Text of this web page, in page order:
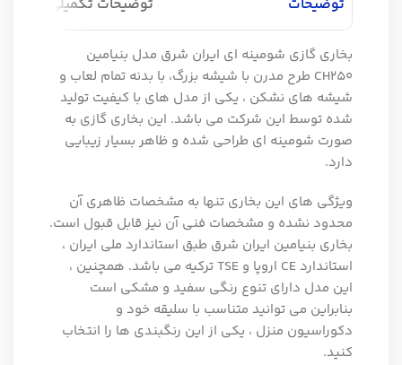
توضیحات توضیحات تکمیلی
بخاری گازی شومینه ای ایران شرق مدل بنیامین
CH250 طرح مدرن با شیشه بزرگ، با بدنه تمام لعاب و
شیشه های نشکن ، یکی از مدل های با کیفیت تولید
شده توسط این شرکت می باشد. این بخاری گازی به
صورت شومینه ای طراحی شده و ظاهر بسیار زیبایی
دارد.
ویژگی های این بخاری تنها به مشخصات ظاهری آن
محدود نشده و مشخصات فنی آن نیز قابل قبول است.
بخاری بنیامین ایران شرق طبق استاندارد ملی ایران ،
استاندارد CE اروپا و TSE ترکیه می باشد. همچنین ،
این مدل دارای تنوع رنگی سفید و مشکی است
بنابراین می توانید متناسب با سلیقه خود و
دکوراسیون منزل ، یکی از این رنگبندی ها را انتخاب
کنید.